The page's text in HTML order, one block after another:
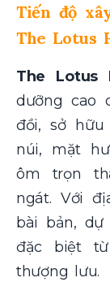
Tiến độ
The Lotus
The Lotus
dưỡng cao
đồi, sở
núi, mặt
ôm trọn
ngát. Với
bài bản,
đặc biệt
thượng lưu.